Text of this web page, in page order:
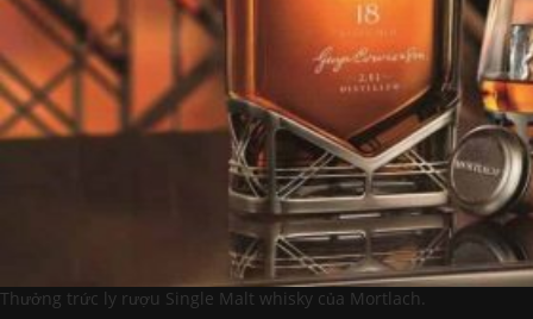
Thưởng trức ly rượu Single Malt whisky của Mortlach.